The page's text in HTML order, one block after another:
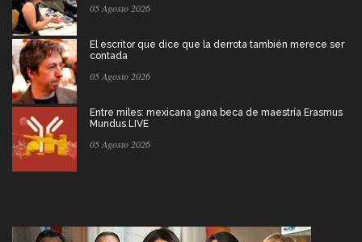
05 Agosto 2026
El escritor que dice que la derrota también merece ser
contada
05 Agosto 2026
Entre miles: mexicana gana beca de maestría Erasmus
Mundus LIVE
05 Agosto 2026